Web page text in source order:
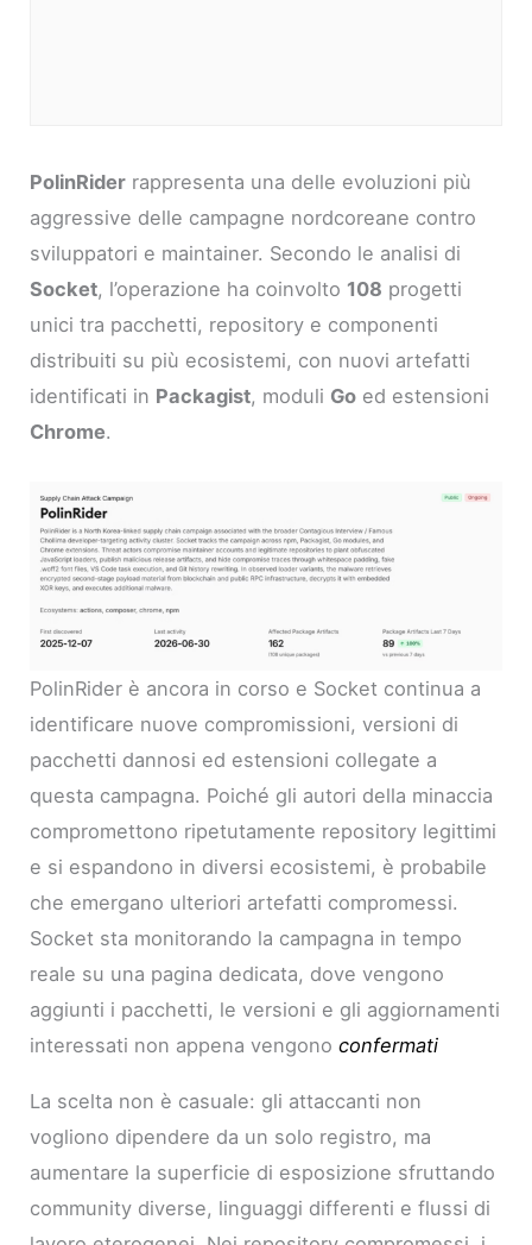
PolinRider rappresenta una delle evoluzioni più
aggressive delle campagne nordcoreane contro
sviluppatori e maintainer. Secondo le analisi di
Socket, l’operazione ha coinvolto 108 progetti
unici tra pacchetti, repository e componenti
distribuiti su più ecosistemi, con nuovi artefatti
identificati in Packagist, moduli Go ed estensioni
Chrome.
PolinRider è ancora in corso e Socket continua a
identificare nuove compromissioni, versioni di
pacchetti dannosi ed estensioni collegate a
questa campagna. Poiché gli autori della minaccia
compromettono ripetutamente repository legittimi
e si espandono in diversi ecosistemi, è probabile
che emergano ulteriori artefatti compromessi.
Socket sta monitorando la campagna in tempo
reale su una pagina dedicata, dove vengono
aggiunti i pacchetti, le versioni e gli aggiornamenti
interessati non appena vengonoconfermati
La scelta non è casuale: gli attaccanti non
vogliono dipendere da un solo registro, ma
aumentare la superficie di esposizione sfruttando
community diverse, linguaggi differenti e flussi di